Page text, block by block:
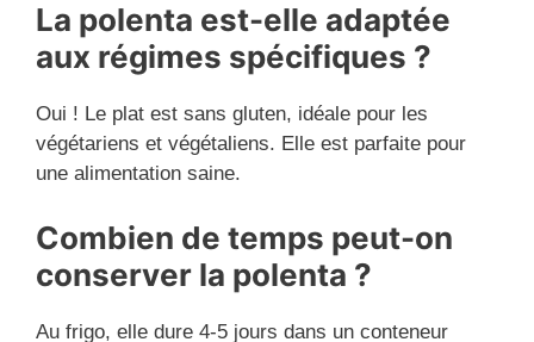
La polenta est-elle adaptée
aux régimes spécifiques ?
Oui ! Le plat est sans gluten, idéale pour les
végétariens et végétaliens. Elle est parfaite pour
une alimentation saine.
Combien de temps peut-on
conserver la polenta ?
Au frigo, elle dure 4-5 jours dans un conteneur